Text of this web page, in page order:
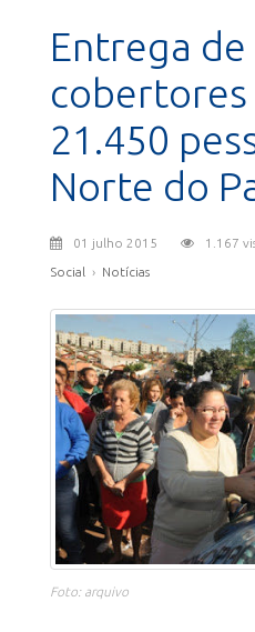
Entrega de
21.450
Norte do
01 julho 2015 1.167
Social › Notícias
Foto: arquivo